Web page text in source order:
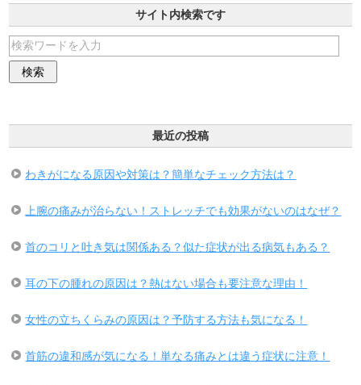
サイト内検索です
最近の投稿
わきがになる原因や対策は？簡単なチェック方法は？
上腕の痛みが治らない！ストレッチでも効果がないのはなぜ？
首のコリと吐き気は関係ある？似た症状が出る病気もある？
耳の下の腫れの原因は？熱はない場合も要注意な理由！
女性の立ちくらみの原因は？予防する方法も気になる！
首筋の違和感が気になる！単なる痛みとは違う症状に注意！